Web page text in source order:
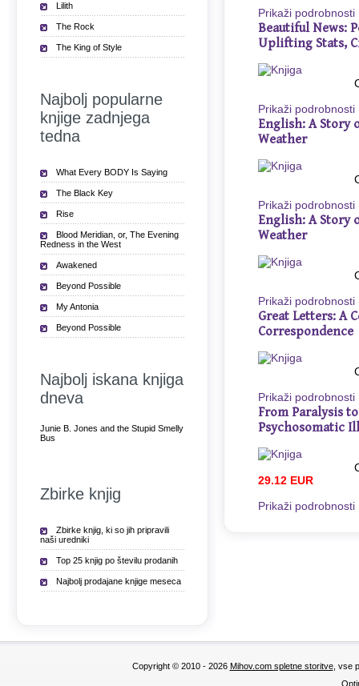
Prikaži podrobnosti
Beautiful News:
Uplifting Stats,
Prikaži podrobnosti
English: A Story
Weather
Prikaži podrobnosti
English: A Story
Weather
Prikaži podrobnosti
Great Letters: A
Correspondence
Prikaži podrobnosti
From Paralysis
Psychosomatic
29.12 EUR
Prikaži podrobnosti
Lilith
The Rock
The King of Style
Najbolj popularne
knjige zadnjega
tedna
What Every BODY Is Saying
The Black Key
Rise
Blood Meridian, or, The Evening
Redness in the West
Awakened
Beyond Possible
My Antonia
Beyond Possible
Najbolj iskana knjiga
dneva
Junie B. Jones and the Stupid Smelly
Bus
Zbirke knjig
Zbirke knjig, ki so jih pripravili
naši uredniki
Top 25 knjig po številu prodanih
Najbolj prodajane knjige meseca
Copyright © 2010 - 2026 Mihov.com spletne storitve, vse